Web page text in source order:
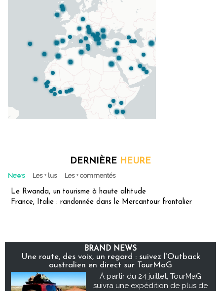
DERNIÈRE HEURE
News Les + lus Les + commentés
Le Rwanda, un tourisme à haute altitude
France, Italie : randonnée dans le Mercantour frontalier
BRAND NEWS
Une route, des voix, un regard : suivez l’Outback
australien en direct sur TourMaG
À partir du 24 juillet, TourMaG
suivra une expédition de plus de